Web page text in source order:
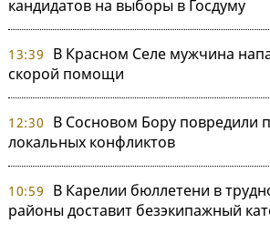
кандидатов на выборы в Госдуму
13:39
В Красном Селе мужчина
скорой помощи
12:30
В Сосновом Бору повредили
локальных конфликтов
10:59
В Карелии бюллетени в
районы доставит безэкипажный